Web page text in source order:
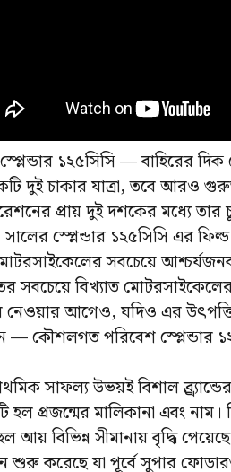
১২৫সিসি — বাহিরের
দুই চাকার যাত্রা, তবে আরও
প্রায় দুই দশকের মধ্যে তার
স্প্লেন্ডার ১২৫সিসি এর
সবচেয়ে আশ্চর্যজনক
সবচেয়ে বিখ্যাত
নেওয়ার আগেও, যদিও এর
— কৌশলগত পরিবেশ স্প্লেন্ডার
সাফল্য উভয়ই বিশাল
হল প্রজন্মের মালিকানা এবং
আয় বিভিন্ন সীমানায় বৃদ্ধি
শুরু করেছে যা পূর্বে সুপার